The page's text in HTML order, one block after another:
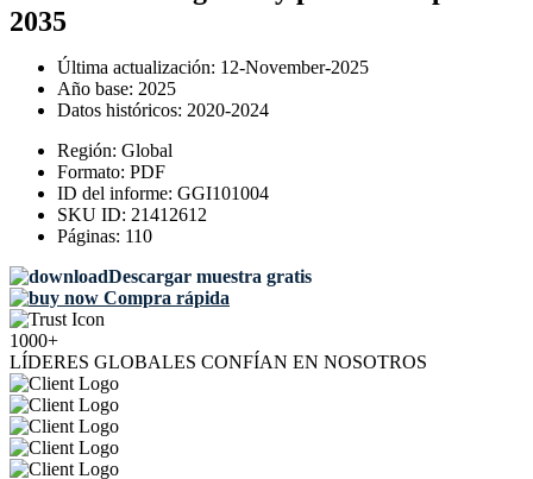
2035
Última actualización: 12-November-2025
Año base: 2025
Datos históricos: 2020-2024
Región: Global
Formato: PDF
ID del informe: GGI101004
SKU ID: 21412612
Páginas: 110
Descargar muestra gratis
Compra rápida
1000+
LÍDERES GLOBALES CONFÍAN EN NOSOTROS